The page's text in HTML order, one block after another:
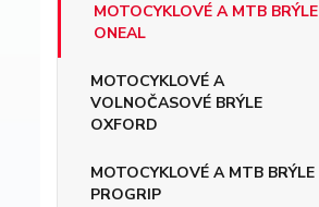
MOTOCYKLOVÉ A MTB BRÝLE
ONEAL
MOTOCYKLOVÉ A
VOLNOČASOVÉ BRÝLE
OXFORD
MOTOCYKLOVÉ A MTB BRÝLE
PROGRIP